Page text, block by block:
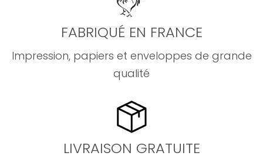
FABRIQUÉ EN FRANCE
Impression, papiers et enveloppes de grande
qualité
LIVRAISON GRATUITE